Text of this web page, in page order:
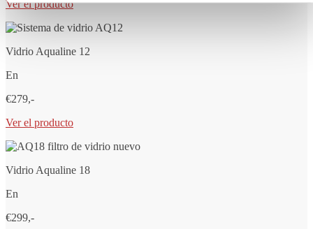
Ver el producto
Vidrio Aqualine 12
En
€279,-
Ver el producto
Vidrio Aqualine 18
En
€299,-